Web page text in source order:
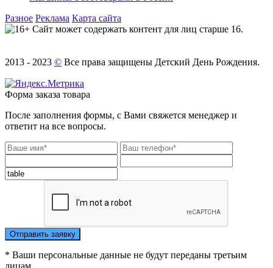
Разное Реклама Карта сайта
Сайт может содержать контент для лиц старше 16.
2013 - 2023 © Все права защищены Детский День Рождения.
Форма заказа товара
После заполнения формы, с Вами свяжется менеджер и
ответит на все вопросы.
* Ваши персональные данные не будут переданы третьим
лицам